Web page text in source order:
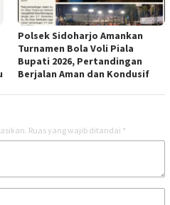
Polsek Sidoharjo Amankan
Turnamen Bola Voli Piala
Bupati 2026, Pertandingan
Berjalan Aman dan Kondusif
Ruas yang wajib ditandai *